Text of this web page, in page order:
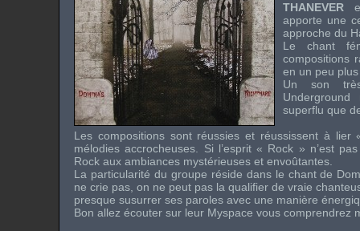
THANEVER
apporte une
approche du
Le chant
compositions
en un peu
Un son
Underground
superflu que
Les compositions sont réussies et réussissent à
mélodies accrocheuses. Si l’esprit « Rock » n’est
Rock aux ambiances mystérieuses et envoûtantes.
La particularité du groupe réside dans le chant de
ne crie pas, on ne peut pas la qualifier de vraie
presque susurrer ses paroles avec une manière
Bon allez écouter sur leur Myspace vous comprendrez